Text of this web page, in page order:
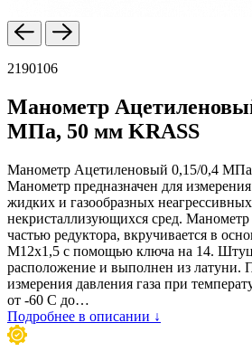
2190106
Манометр
МПа, 50 мм KRASS
Манометр Ацетиленовый 0,15/0,4
Манометр предназначен для
жидких и газообразных
некристаллизующихся сред. Манометр
частью редуктора, вкручивается в
М12х1,5 с помощью ключа на 14.
расположение и выполнен из латуни.
измерения давления газа при
от -60 С до…
Подробнее в описании ↓